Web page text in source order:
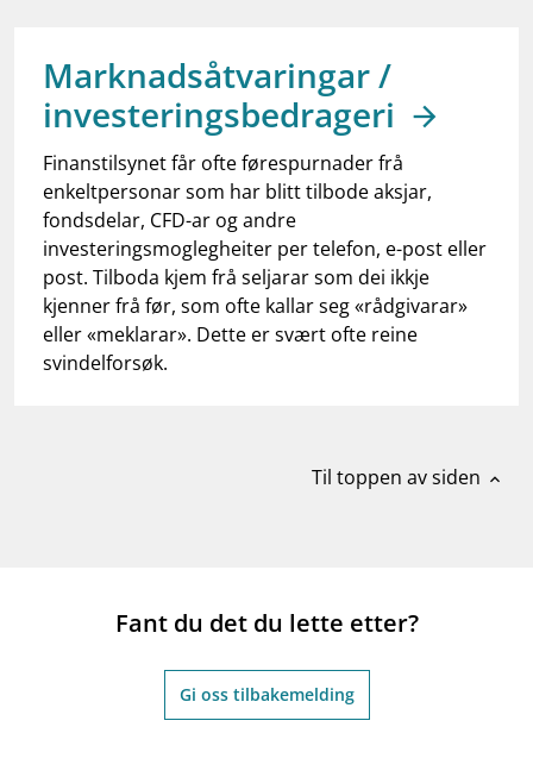
dashboardInformasjon for investorer
notifications_noneAbonner på nyhetsvarsel
Marknadsåtvaringar /
investeringsbedrageri
Finanstilsynet får ofte førespurnader frå
enkeltpersonar som har blitt tilbode aksjar,
fondsdelar, CFD-ar og andre
investeringsmoglegheiter per telefon, e-post eller
post. Tilboda kjem frå seljarar som dei ikkje
kjenner frå før, som ofte kallar seg «rådgivarar»
eller «meklarar». Dette er svært ofte reine
svindelforsøk.
Til toppen av siden expand_less
Fant du det du lette etter?
Gi oss tilbakemelding